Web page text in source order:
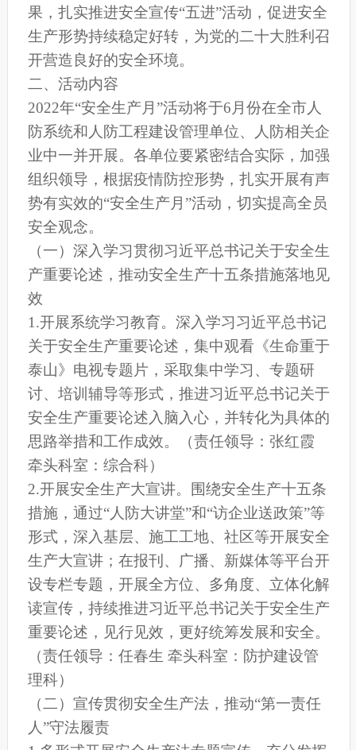
果，扎实推进安全宣传“五进”活动，促进安全
生产形势持续稳定好转，为党的二十大胜利召
开营造良好的安全环境。
二、活动内容
2022年“安全生产月”活动将于6月份在全市人
防系统和人防工程建设管理单位、人防相关企
业中一并开展。各单位要紧密结合实际，加强
组织领导，根据疫情防控形势，扎实开展有声
势有实效的“安全生产月”活动，切实提高全员
安全观念。
（一）深入学习贯彻习近平总书记关于安全生
产重要论述，推动安全生产十五条措施落地见
效
1.开展系统学习教育。深入学习习近平总书记
关于安全生产重要论述，集中观看《生命重于
泰山》电视专题片，采取集中学习、专题研
讨、培训辅导等形式，推进习近平总书记关于
安全生产重要论述入脑入心，并转化为具体的
思路举措和工作成效。（责任领导：张红霞
牵头科室：综合科）
2.开展安全生产大宣讲。围绕安全生产十五条
措施，通过“人防大讲堂”和“访企业送政策”等
形式，深入基层、施工工地、社区等开展安全
生产大宣讲；在报刊、广播、新媒体等平台开
设专栏专题，开展全方位、多角度、立体化解
读宣传，持续推进习近平总书记关于安全生产
重要论述，见行见效，更好统筹发展和安全。
（责任领导：任春生 牵头科室：防护建设管
理科）
（二）宣传贯彻安全生产法，推动“第一责任
人”守法履责